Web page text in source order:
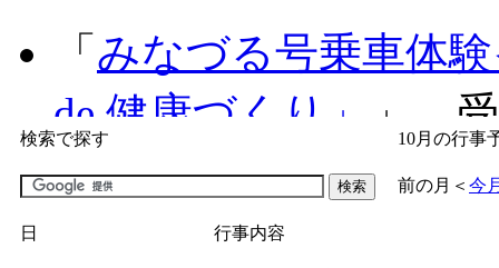
「 みなづる号乗車体
de 健康づくり」
」 受
「子育て交流広場「
間：2026/07/09～
検索で探す 10月の行事
前の月 ＜ 今
日 行事内容